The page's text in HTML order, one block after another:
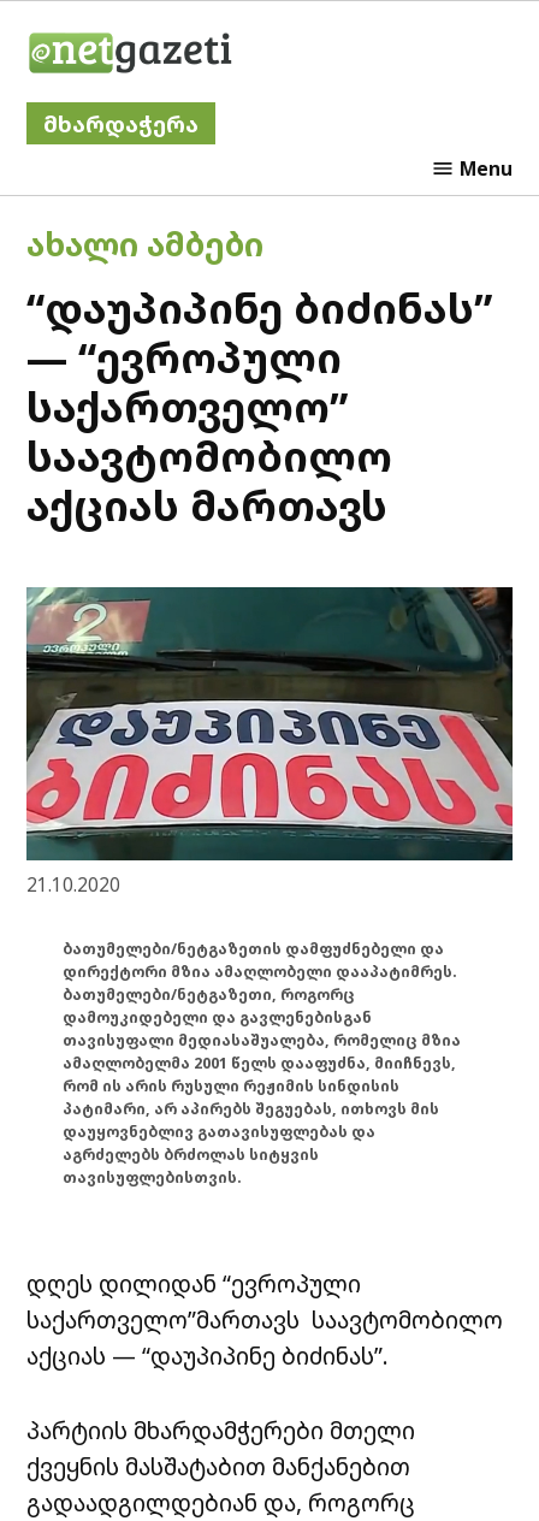
მხარდაჭერა
Menu
POSTED
ᲐᲮᲐᲚᲘ ᲐᲛᲑᲔᲑᲘ
“დაუპიპინე ბიძინას”
— “ევროპული
საქართველო”
საავტომობილო
აქციას მართავს
21.10.2020
ბათუმელები/ნეტგაზეთის დამფუძნებელი და
დირექტორი მზია ამაღლობელი დააპატიმრეს.
ბათუმელები/ნეტგაზეთი, როგორც
დამოუკიდებელი და გავლენებისგან
თავისუფალი მედიასაშუალება, რომელიც მზია
ამაღლობელმა 2001 წელს დააფუძნა, მიიჩნევს,
რომ ის არის რუსული რეჟიმის სინდისის
პატიმარი, არ აპირებს შეგუებას, ითხოვს მის
დაუყოვნებლივ გათავისუფლებას და
აგრძელებს ბრძოლას სიტყვის
თავისუფლებისთვის.
დღეს დილიდან “ევროპული
საქართველო”მართავს საავტომობილო
აქციას — “დაუპიპინე ბიძინას”.
პარტიის მხარდამჭერები მთელი
ქვეყნის მასშატაბით მანქანებით
გადაადგილდებიან და, როგორც